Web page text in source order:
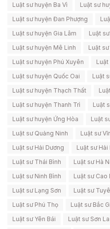
Luật sư huyện Ba Vì
Luật sư
Luật sư huyện Đan Phượng
Luật sư huyện Gia Lâm
Luật
Luật sư huyện Mê Linh
Luật
Luật sư huyện Phú Xuyên
Luật sư huyện Quốc Oai
Luật
Luật sư huyện Thạch Thất
Luật sư huyện Thanh Trì
Luật
Luật sư huyện Ứng Hòa
Luật
Luật sư Quảng Ninh
Luật sư
Luật sư Hải Dương
Luật sư Hải
Luật sư Thái Bình
Luật sư Hà
Luật sư Ninh Bình
Luật sư Cao
Luật sư Lạng Sơn
Luật sư
Luật sư Phú Thọ
Luật sư Bắc
Luật sư Yên Bái
Luật sư Sơn La